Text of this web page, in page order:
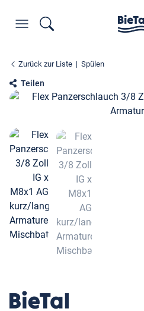
Zurück zur Liste Spülen
Teilen